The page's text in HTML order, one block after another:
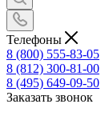
Телефоны
8 (800) 555-83-05
8 (812) 300-81-00
8 (495) 649-09-50
Заказать звонок